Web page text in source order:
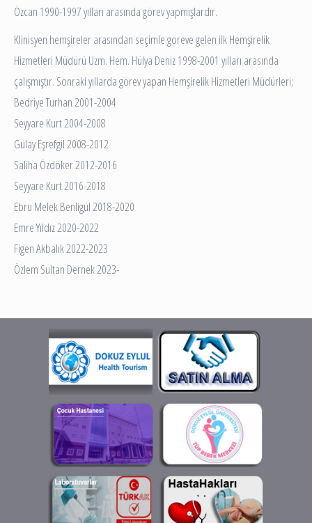
Özcan 1990-1997 yılları arasında görev yapmışlardır.
Klinisyen hemşireler arasından seçimle göreve gelen ilk Hemşirelik
Hizmetleri Müdürü Uzm. Hem. Hülya Deniz 1998-2001 yılları arasında
çalışmıştır. Sonraki yıllarda görev yapan Hemşirelik Hizmetleri Müdürleri;
Bedriye Turhan 2001-2004
Seyyare Kurt 2004-2008
Gülay Eşrefgil 2008-2012
Saliha Özdöker 2012-2016
Seyyare Kurt 2016-2018
Ebru Melek Benligül 2018-2020
Emre Yıldız 2020-2022
Figen Akbalık 2022-2023
Özlem Sultan Dernek 2023-